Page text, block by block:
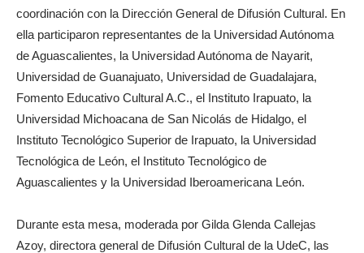
coordinación con la Dirección General de Difusión Cultural. En
ella participaron representantes de la Universidad Autónoma
de Aguascalientes, la Universidad Autónoma de Nayarit,
Universidad de Guanajuato, Universidad de Guadalajara,
Fomento Educativo Cultural A.C., el Instituto Irapuato, la
Universidad Michoacana de San Nicolás de Hidalgo, el
Instituto Tecnológico Superior de Irapuato, la Universidad
Tecnológica de León, el Instituto Tecnológico de
Aguascalientes y la Universidad Iberoamericana León.
Durante esta mesa, moderada por Gilda Glenda Callejas
Azoy, directora general de Difusión Cultural de la UdeC, las